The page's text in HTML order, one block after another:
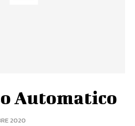
Automatico
2020